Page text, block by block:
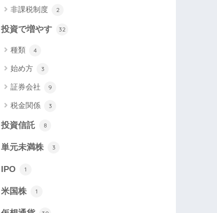
非課税制度 2
投資で増やす 32
種類 4
始め方 3
証券会社 9
税金関係 3
投資信託 8
単元未満株 3
IPO 1
米国株 1